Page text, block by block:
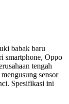
babak baru
smartphone, Oppo
tengah
sensor
Spesifikasi ini